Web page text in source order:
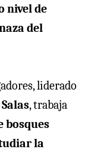
nivel de
del
liderado
, trabaja
bosques
la